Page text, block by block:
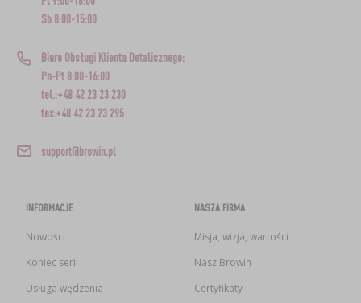
Sb 8:00-15:00
Biuro Obsługi Klienta Detalicznego:
Pn-Pt 8:00-16:00
tel.:+48 42 23 23 230
fax:+48 42 23 23 295
support@browin.pl
INFORMACJE
Nowości
Koniec serii
Usługa wędzenia
NASZA FIRMA
Misja, wizja, wartości
Nasz Browin
Certyfikaty